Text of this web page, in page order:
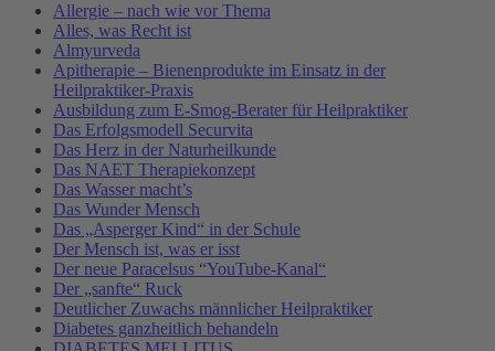
Allergie – nach wie vor Thema
Alles, was Recht ist
Almyurveda
Apitherapie – Bienenprodukte im Einsatz in der
Heilpraktiker-Praxis
Ausbildung zum E-Smog-Berater für Heilpraktiker
Das Erfolgsmodell Securvita
Das Herz in der Naturheilkunde
Das NAET Therapiekonzept
Das Wasser macht’s
Das Wunder Mensch
Das „Asperger Kind“ in der Schule
Der Mensch ist, was er isst
Der neue Paracelsus “YouTube-Kanal“
Der „sanfte“ Ruck
Deutlicher Zuwachs männlicher Heilpraktiker
Diabetes ganzheitlich behandeln